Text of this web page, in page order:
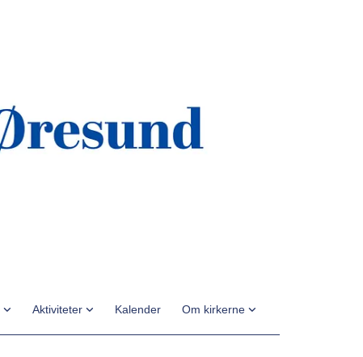
Aktiviteter Kalender Om kirkerne